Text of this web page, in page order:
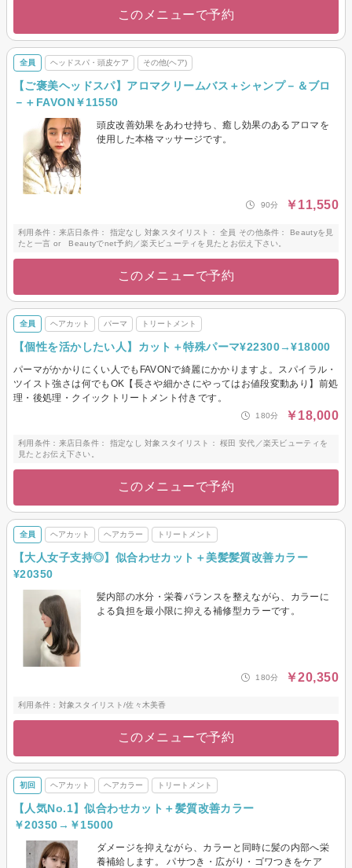
このメニューで予約
全員 ヘッドスパ・頭皮ケア その他(ヘア)
【ご褒美ヘッドスパ】アロマクリームバス＋シャンプ－＆ブロ
－＋FAVON￥11550
頭皮改善効果をあわせ持ち、癒し効果のあるアロマを
使用した本格マッサージです。
90分 ￥11,550
利用条件：来店日条件： 指定なし 対象スタイリスト： 全員 その他条件： Beautyを見
たと一言 or Beautyでnet予約／楽天ビューティを見たとお伝え下さい。
このメニューで予約
全員 ヘアカット パーマ トリートメント
【個性を活かしたい人】カット＋特殊パーマ¥22300→¥18000
パーマがかかりにくい人でもFAVONで綺麗にかかりますよ。スパイラル・
ツイスト強さは何でもOK【長さや細かさにやってはお値段変動あり】前処
理・後処理・クイックトリートメント付きです。
180分 ￥18,000
利用条件：来店日条件： 指定なし 対象スタイリスト： 桜田 安代／楽天ビューティを
見たとお伝え下さい。
このメニューで予約
全員 ヘアカット ヘアカラー トリートメント
【大人女子支持◎】似合わせカット＋美髪髪質改善カラー
¥20350
髪内部の水分・栄養バランスを整えながら、カラーに
よる負担を最小限に抑える補修型カラーです。
180分 ￥20,350
利用条件：対象スタイリスト/佐々木美香
このメニューで予約
初回 ヘアカット ヘアカラー トリートメント
【人気No.1】似合わせカット＋髪質改善カラー
￥20350→￥15000
ダメージを抑えながら、カラーと同時に髪の内部へ栄
養補給します。 パサつき・広がり・ゴワつきをケア